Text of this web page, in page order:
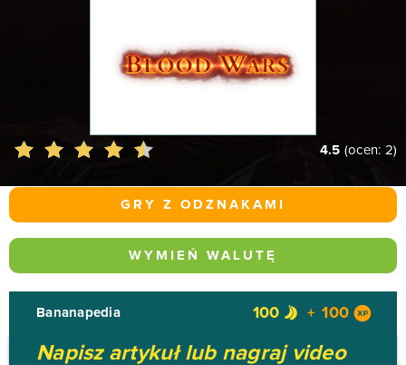
4.5 (ocen: 2)
GRY Z ODZNAKAMI
WYMIEŃ WALUTĘ
Bananapedia 100 100
Napisz artykuł lub nagraj video